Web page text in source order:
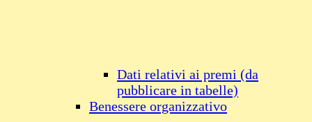
Dati relativi ai premi (da
pubblicare in tabelle)
Benessere organizzativo